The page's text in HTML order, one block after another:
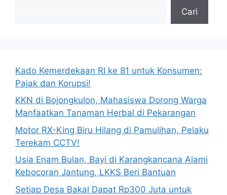
Cari
Kado Kemerdekaan RI ke 81 untuk Konsumen:
Pajak dan Korupsi!
KKN di Bojongkulon, Mahasiswa Dorong Warga
Manfaatkan Tanaman Herbal di Pekarangan
Motor RX-King Biru Hilang di Pamulihan, Pelaku
Terekam CCTV!
Usia Enam Bulan, Bayi di Karangkancana Alami
Kebocoran Jantung, LKKS Beri Bantuan
Setiap Desa Bakal Dapat Rp300 Juta untuk